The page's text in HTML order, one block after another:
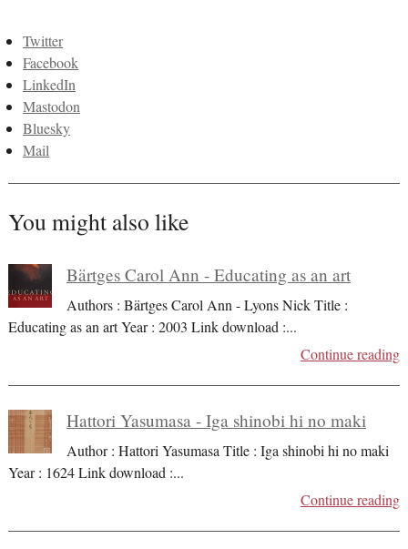
Twitter
Facebook
LinkedIn
Mastodon
Bluesky
Mail
You might also like
Bärtges Carol Ann - Educating as an art
Authors : Bärtges Carol Ann - Lyons Nick Title :
Educating as an art Year : 2003 Link download :...
Continue reading
Hattori Yasumasa - Iga shinobi hi no maki
Author : Hattori Yasumasa Title : Iga shinobi hi no maki
Year : 1624 Link download :...
Continue reading